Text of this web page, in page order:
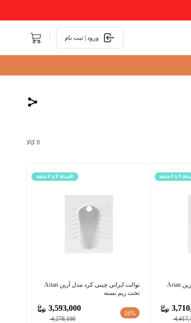
ورود | ثبت نام
8 کالا
توالت ایرانی چینی کرد مدل آرین Arian
توالت ایرانی چینی کرد مدل آرین Arian
تخت ریم بسته
16%
4,278,100
3,593,000